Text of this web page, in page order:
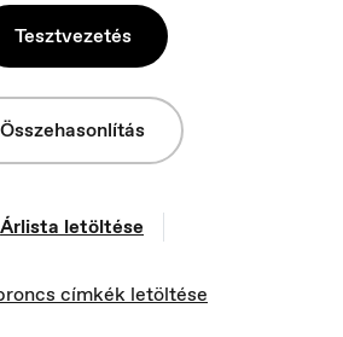
Tesztvezetés
Összehasonlítás
Árlista letöltése
címkék letöltése